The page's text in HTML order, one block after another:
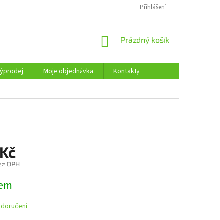
Přihlášení
NÁKUPNÍ
Prázdný košík
Moje objednávka
Kontakty
DPH